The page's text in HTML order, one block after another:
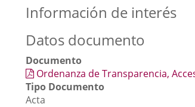
Información de interés
Datos documento
Documento
Ordenanza de Transparencia,
Tipo Documento
Acta